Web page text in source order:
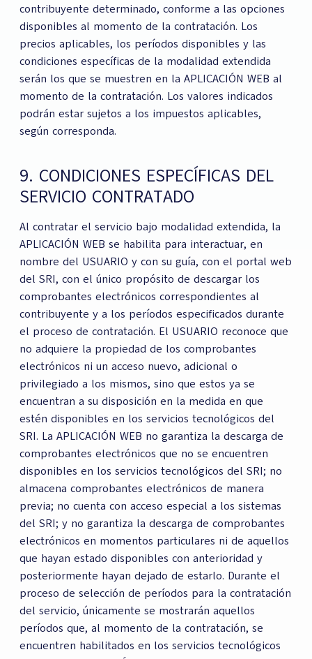
contribuyente determinado, conforme a las opciones
disponibles al momento de la contratación. Los
precios aplicables, los períodos disponibles y las
condiciones específicas de la modalidad extendida
serán los que se muestren en la APLICACIÓN WEB al
momento de la contratación. Los valores indicados
podrán estar sujetos a los impuestos aplicables,
según corresponda.
9. CONDICIONES ESPECÍFICAS DEL
SERVICIO CONTRATADO
Al contratar el servicio bajo modalidad extendida, la
APLICACIÓN WEB se habilita para interactuar, en
nombre del USUARIO y con su guía, con el portal web
del SRI, con el único propósito de descargar los
comprobantes electrónicos correspondientes al
contribuyente y a los períodos especificados durante
el proceso de contratación. El USUARIO reconoce que
no adquiere la propiedad de los comprobantes
electrónicos ni un acceso nuevo, adicional o
privilegiado a los mismos, sino que estos ya se
encuentran a su disposición en la medida en que
estén disponibles en los servicios tecnológicos del
SRI. La APLICACIÓN WEB no garantiza la descarga de
comprobantes electrónicos que no se encuentren
disponibles en los servicios tecnológicos del SRI; no
almacena comprobantes electrónicos de manera
previa; no cuenta con acceso especial a los sistemas
del SRI; y no garantiza la descarga de comprobantes
electrónicos en momentos particulares ni de aquellos
que hayan estado disponibles con anterioridad y
posteriormente hayan dejado de estarlo. Durante el
proceso de selección de períodos para la contratación
del servicio, únicamente se mostrarán aquellos
períodos que, al momento de la contratación, se
encuentren habilitados en los servicios tecnológicos